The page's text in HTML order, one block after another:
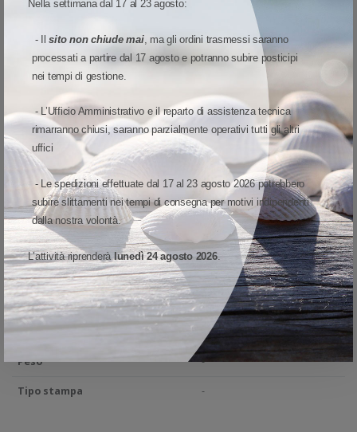
Nella settimana dal 17 al 23 agosto:
- Ilsito non chiude mai, ma gli ordini trasmessi saranno
processati a partire dal 17 agosto e potranno subire posticipi
nei tempi di gestione.
- L’Ufficio Amministrativo e il reparto di assistenza tecnica
rimarranno chiusi, saranno parzialmente operativi tutti gli altri
uffici
- Le spedizioni effettuate dal 17 al 23 agosto 2026 potrebbero
subire slittamenti nei tempi di consegna per motivi indipendenti
dalla nostra volontà.
L’attività riprenderàlunedì 24 agosto 2026.
Direzione di stampa
Foro/Asola fine etichetta -
Inchiostrazione -
Numero per pezzo -
Piega ogni -
Piste: 1
Stampe per ribbon -
Tacca nera: No
Testine compatibili -
Tipo adesivo -
Tratteggio -
Forma
Peso -
Tipo stampa -